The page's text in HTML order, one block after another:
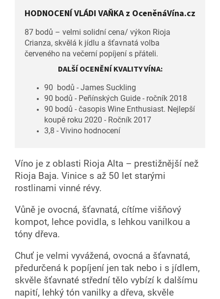
HODNOCENÍ VLÁDI VAŇKA z OceněnáVína.cz
87 bodů – velmi solidní cena/ výkon Rioja
Crianza, skvělá k jídlu a šťavnatá volba
červeného na večerní popíjení s přáteli.
DALŠÍ OCENĚNÍ KVALITY VÍNA:
90 bodů - James Suckling
90 bodů - Peñínských Guide - ročník 2018
90 bodů - časopis Wine Enthusiast. Nejlepší
koupě roku 2020 - Ročník 2017
3,8 - Vivino hodnocení
Víno je z oblasti Rioja Alta – prestižnější než
Rioja Baja. Vinice s až 50 let starými
rostlinami vinné révy.
Vůně je ovocná, šťavnatá, cítíme višňový
kompot, lehce povidla, s lehkou vanilkou a
tóny dřeva.
Chuť je velmi vyvážená, ovocná a šťavnatá,
předurčená k popíjení jen tak nebo i s jídlem,
skvěle šťavnaté střední tělo vybízí k dalšímu
napití, lehký tón vanilky a dřeva, skvěle